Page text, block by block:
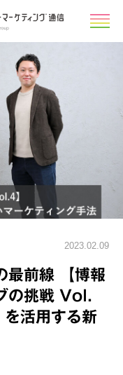
2023.02.09
最前線 【博報
の挑戦 Vol.
活用する新